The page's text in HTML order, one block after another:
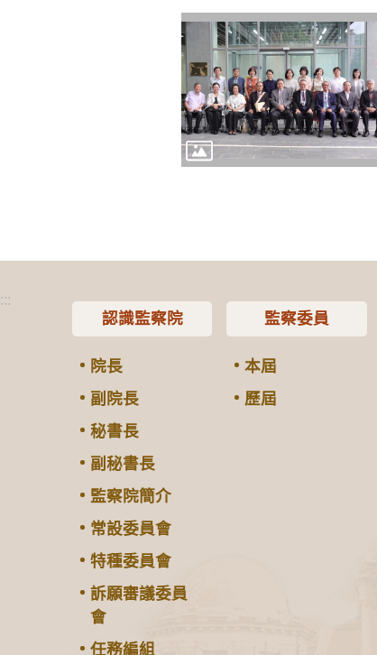
:::
認識監察院
院長
副院長
秘書長
副秘書長
監察院簡介
常設委員會
特種委員會
訴願審議委員
會
任務編組
監察委員
本屆
歷屆